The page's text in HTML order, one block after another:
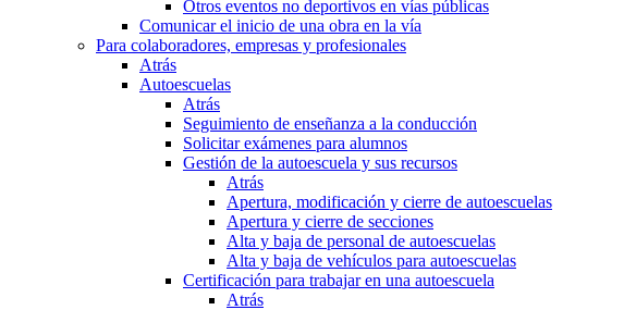
Otros eventos no deportivos en vías públicas
Comunicar el inicio de una obra en la vía
Para colaboradores, empresas y profesionales
Atrás
Autoescuelas
Atrás
Seguimiento de enseñanza a la conducción
Solicitar exámenes para alumnos
Gestión de la autoescuela y sus recursos
Atrás
Apertura, modificación y cierre de autoescuelas
Apertura y cierre de secciones
Alta y baja de personal de autoescuelas
Alta y baja de vehículos para autoescuelas
Certificación para trabajar en una autoescuela
Atrás